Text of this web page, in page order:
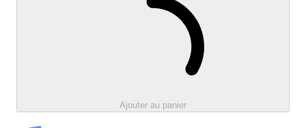
Ajouter au panier